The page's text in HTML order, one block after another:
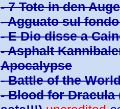
- 7 Tote in den
- Agguato sul
- E Dio disse a
- Asphalt
Apocalypse
- Battle of the
- Blood for Dracula